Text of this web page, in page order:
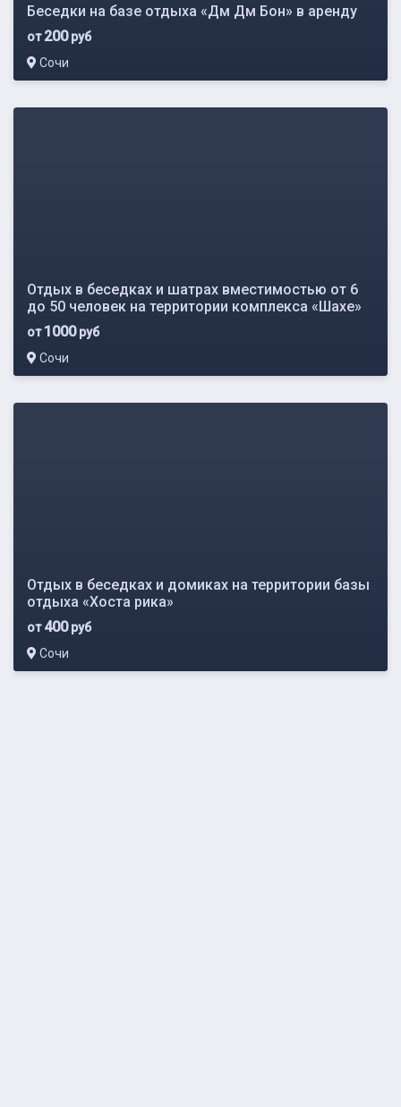
Беседки на базе отдыха «Дм Дм Бон» в аренду
от200руб
Сочи
Отдых в беседках и шатрах вместимостью от 6
до 50 человек на территории комплекса «Шахе»
от1000руб
Сочи
Отдых в беседках и домиках на территории базы
отдыха «Хоста рика»
от400руб
Сочи